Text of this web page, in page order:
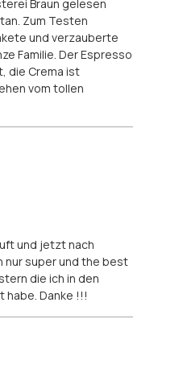
Braun gelesen
Zum Testen
und verzauberte
Familie. Der Espresso
die Crema ist
vom tollen
und jetzt nach
nur super und the best
die ich in den
habe. Danke !!!